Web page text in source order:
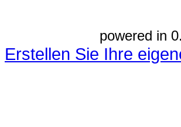
powered in
Erstellen Sie Ihre